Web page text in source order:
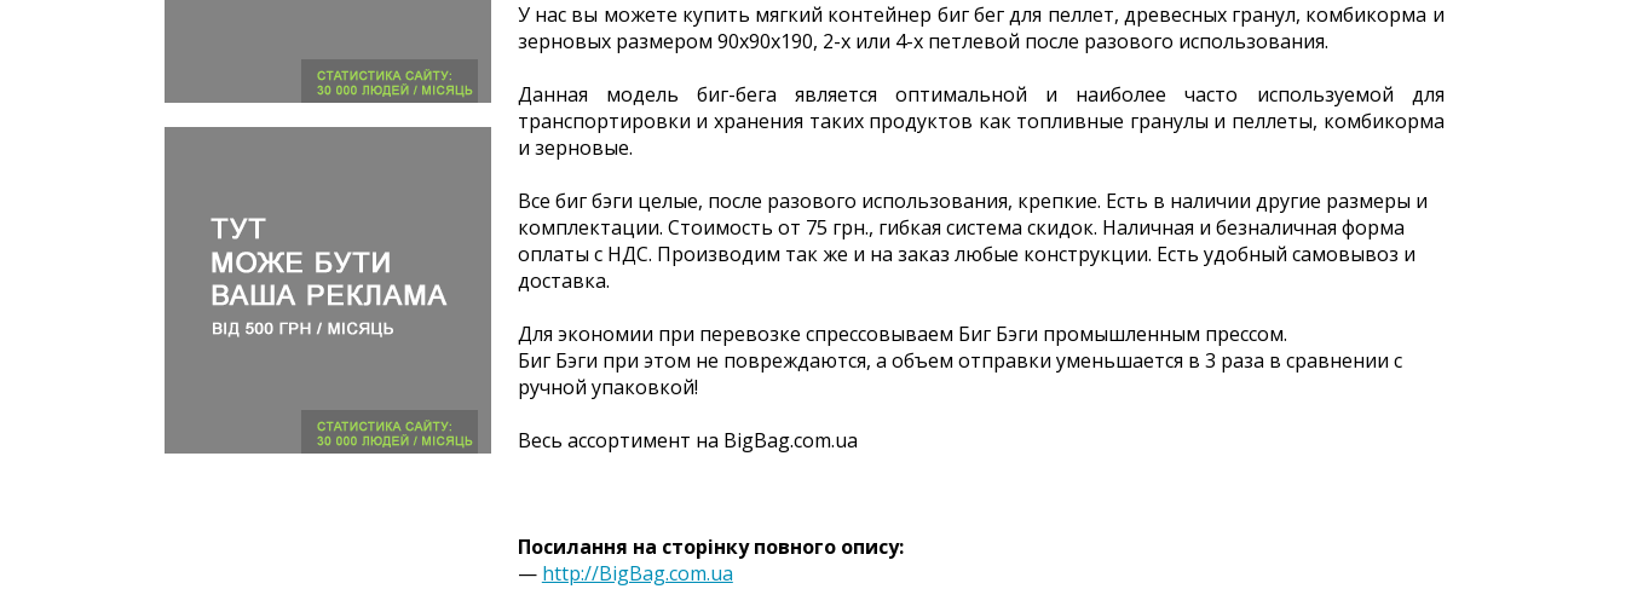
У нас вы можете купить мягкий контейнер биг бег для пеллет, древесных гранул, комбикорма и
зерновых размером 90х90х190, 2-х или 4-х петлевой после разового использования.
Данная модель биг-бега является оптимальной и наиболее часто используемой для
транспортировки и хранения таких продуктов как топливные гранулы и пеллеты, комбикорма
и зерновые.
Все биг бэги целые, после разового использования, крепкие. Есть в наличии другие размеры и
комплектации. Стоимость от 75 грн., гибкая система скидок. Наличная и безналичная форма
оплаты с НДС. Производим так же и на заказ любые конструкции. Есть удобный самовывоз и
доставка.
Для экономии при перевозке спрессовываем Биг Бэги промышленным прессом.
Биг Бэги при этом не повреждаются, а объем отправки уменьшается в 3 раза в сравнении с
ручной упаковкой!
Весь ассортимент на BigBag.com.ua
Посилання на сторінку повного опису:
— http://BigBag.com.ua